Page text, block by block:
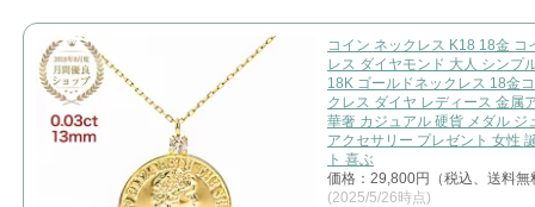
コイン ネックレス K18 18金 コ
レス ダイヤモンド 大人 シンプ
18K ゴールドネックレス 18金
クレス ダイヤ レディース 金属
華奢 カジュアル 硬貨 メダル ジ
アクセサリー プレゼント 女性
ト 喜ぶ
価格：29,800円（税込、送料無
(2025/5/26時点)